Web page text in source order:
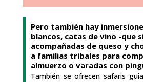
Pero también hay
blancos, catas de vino -que
acompañadas de queso y
a familias tribales para
almuerzo o varadas con
También se ofrecen safaris